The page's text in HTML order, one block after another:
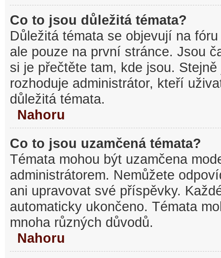
Co to jsou důležitá témata?
Důležitá témata se objevují na
ale pouze na první stránce. Jsou
si je přečtěte tam, kde jsou.
rozhoduje administrátor, kteří
důležitá témata.
Nahoru
Co to jsou uzamčená témata?
Témata mohou být uzamčena
administrátorem. Nemůžete
ani upravovat své příspěvky.
automaticky ukončeno. Témata
mnoha různých důvodů.
Nahoru